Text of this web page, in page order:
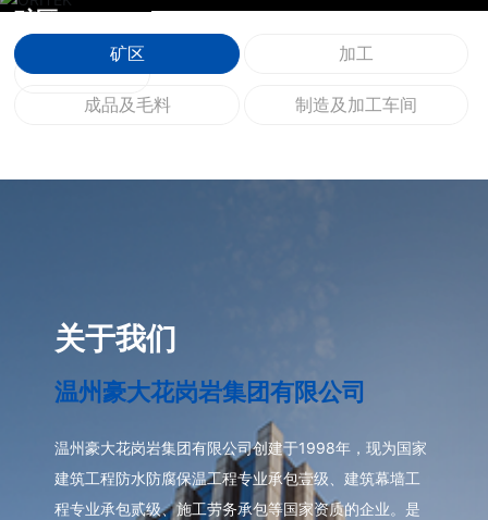
矿区
了解更多
矿区 加工
成品及毛料 制造及加工车间
关于我们
温州豪大花岗岩集团有限公司
温州豪大花岗岩集团有限公司创建于1998年，现为国家
建筑工程防水防腐保温工程专业承包壹级、建筑幕墙工
程专业承包贰级、施工劳务承包等国家资质的企业。是